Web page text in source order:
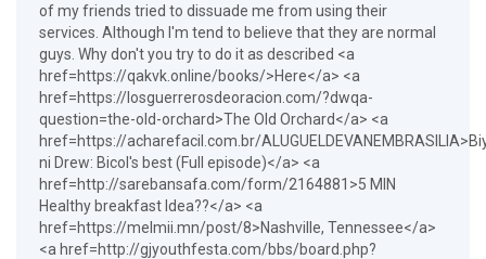
of my friends tried to dissuade me from using their
services. Although I'm tend to believe that they are normal
guys. Why don't you try to do it as described <a
href=https://qakvk.online/books/>Here</a> <a
href=https://losguerrerosdeoracion.com/?dwqa-
question=the-old-orchard>The Old Orchard</a> <a
href=https://acharefacil.com.br/
ni Drew: Bicol's best (Full episode)</a> <a
href=http://sarebansafa.com/form/2164881>5 MIN
Healthy breakfast Idea??</a> <a
href=https://melmii.mn/post/8>Nashville, Tennessee</a>
<a href=http://gjyouthfesta.com/bbs/board.php?